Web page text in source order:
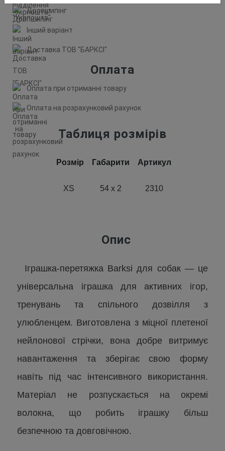
Дропшипінг
Інший варіант
Доставка ТОВ "БАРКСІ"
Оплата
Оплата при отриманні товару
Оплата на розрахунковий рахунок
Таблиця розмірів
Розмір Габарити Артикул
XS 54 х 2 2310
Опис
Іграшка-перетяжка Barksi для собак — це
універсальна іграшка для активних ігор,
тренувань та спільного дозвілля з
улюбленцем. Виготовлена з міцної плетеної
нейлонової стрічки, вона добре витримує
навантаження та зберігає свою форму
навіть під час інтенсивного використання.
Матеріал не розпускається на окремі
волокна, що робить іграшку більш
безпечною та довговічною.